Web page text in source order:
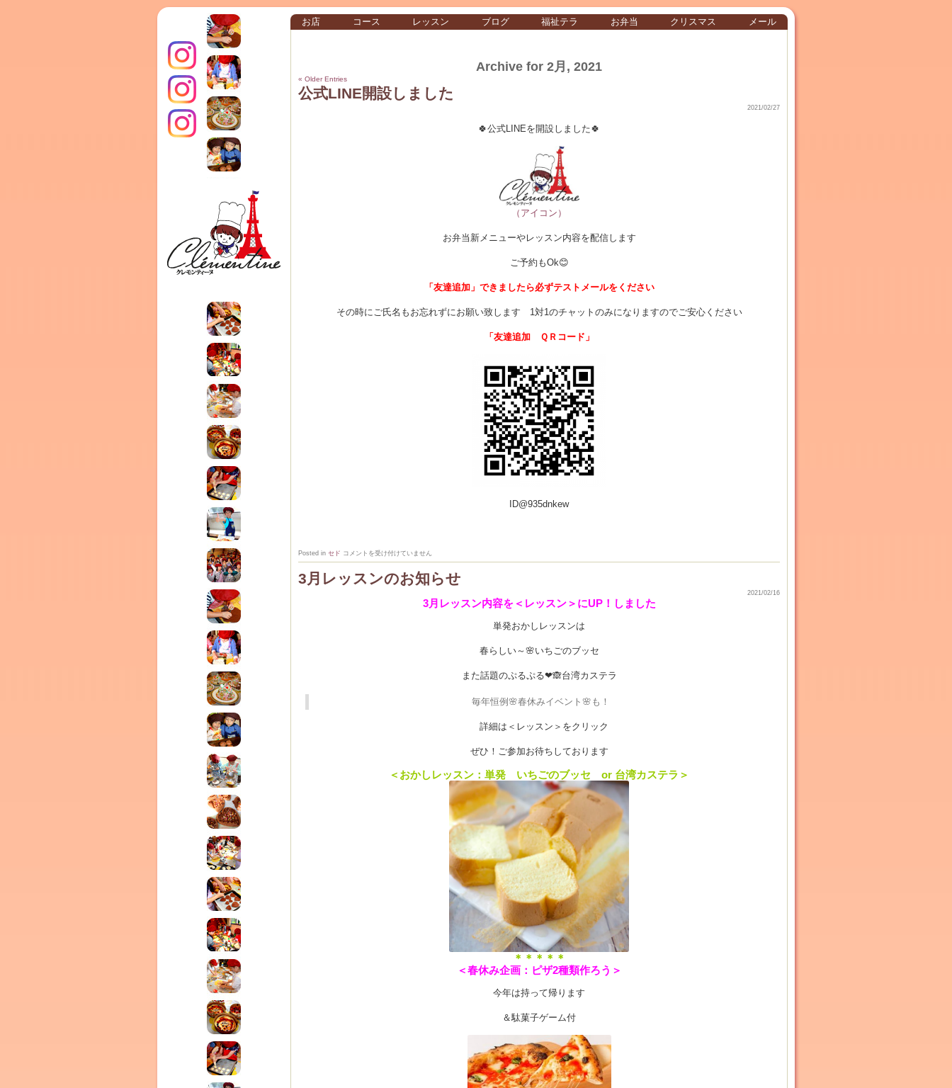
クレモンティーヌ –
新百合ヶ丘の料理教
室・テイクアウト
お店 コース レッスン ブログ 福祉テラ お弁当 クリスマス メール
インス
タグラ
Archive for 2月, 2021
« Older Entries
公式LINE開設しました
2021/02/27
🍀公式LINEを開設しました🍀
（アイコン）
お弁当新メニューやレッスン内容を配信します
ご予約もOk😊
「友達追加」できましたら必ずテストメールをください
その時にご氏名もお忘れずにお願い致します 1対1のチャットのみになりますのでご安心ください
「友達追加 ＱＲコード」
ID@935dnkew
Posted in セド 公
式
開
設
コメントを受け付けていません
3月レッスンのお知らせ
2021/02/16
3月レッスン内容を＜レッスン＞にUP！しました
単発おかしレッスンは
春らしい～🌸いちごのブッセ
また話題のぷるぷる❤🙈台湾カステラ
毎年恒例🌸春休みイベント🌸も！
詳細は＜レッスン＞をクリック
ぜひ！ご参加お待ちしております
＜おかしレッスン：単発 いちごのブッセ or 台湾カステラ＞
＊＊＊＊＊
＜春休み企画：ピザ2種類作ろう＞
今年は持って帰ります
＆駄菓子ゲーム付